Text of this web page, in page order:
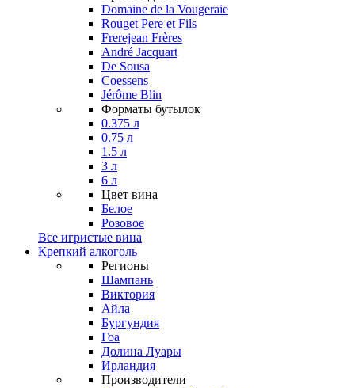
Domaine de la Vougeraie
Rouget Pere et Fils
Frerejean Frères
André Jacquart
De Sousa
Coessens
Jérôme Blin
Форматы бутылок
0.375 л
0.75 л
1.5 л
3 л
6 л
Цвет вина
Белое
Розовое
Все игристые вина
Крепкий алкоголь
Регионы
Шампань
Виктория
Айла
Бургундия
Гоа
Долина Луары
Ирландия
Производители